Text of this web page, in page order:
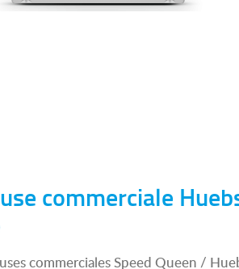
commerciale
commerciales Speed Queen /